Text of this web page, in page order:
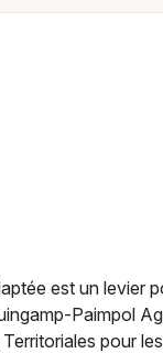
famille
& loisirs
les villes
est un levier
Paimpol
pour